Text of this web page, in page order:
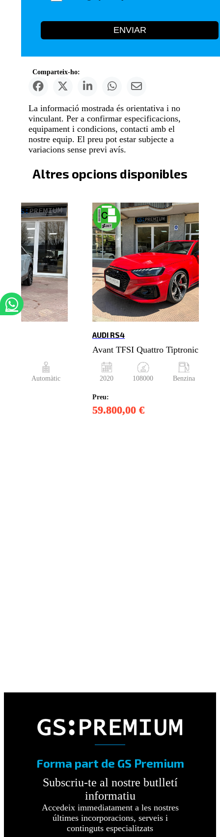
ENVIAR
Comparteix-ho:
La informació mostrada és orientativa i no
vinculant. Per a confirmar especificacions,
equipament i condicions, contacti amb el
nostre equip. El preu pot estar subjecte a
variacions sense previ avís.
Altres opcions disponibles
Automàtic
AUDI RS4
2020 108000 Benzina
Avant TFSI Quattro Tiptronic
Preu:
59.800,00 €
Forma part de GS Premium
Subscriu-te al nostre butlletí
informatiu
Accedeix immediatament a les nostres
últimes incorporacions, serveis i
continguts especialitzats